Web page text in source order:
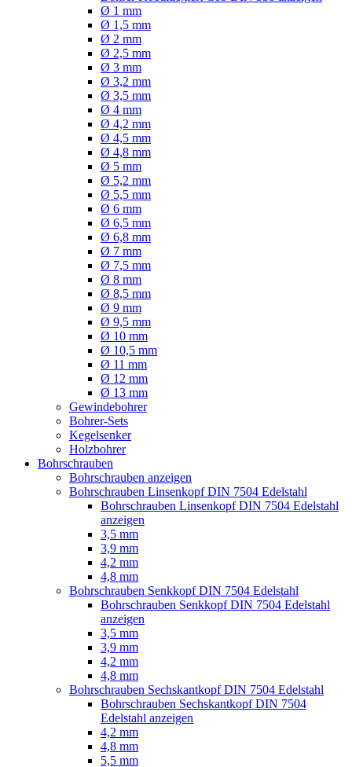
Ø 1 mm
Ø 1,5 mm
Ø 2 mm
Ø 2,5 mm
Ø 3 mm
Ø 3,2 mm
Ø 3,5 mm
Ø 4 mm
Ø 4,2 mm
Ø 4,5 mm
Ø 4,8 mm
Ø 5 mm
Ø 5,2 mm
Ø 5,5 mm
Ø 6 mm
Ø 6,5 mm
Ø 6,8 mm
Ø 7 mm
Ø 7,5 mm
Ø 8 mm
Ø 8,5 mm
Ø 9 mm
Ø 9,5 mm
Ø 10 mm
Ø 10,5 mm
Ø 11 mm
Ø 12 mm
Ø 13 mm
Gewindebohrer
Bohrer-Sets
Kegelsenker
Holzbohrer
Bohrschrauben
Bohrschrauben anzeigen
Bohrschrauben Linsenkopf DIN 7504 Edelstahl
Bohrschrauben Linsenkopf DIN 7504 Edelstahl
anzeigen
3,5 mm
3,9 mm
4,2 mm
4,8 mm
Bohrschrauben Senkkopf DIN 7504 Edelstahl
Bohrschrauben Senkkopf DIN 7504 Edelstahl
anzeigen
3,5 mm
3,9 mm
4,2 mm
4,8 mm
Bohrschrauben Sechskantkopf DIN 7504 Edelstahl
Bohrschrauben Sechskantkopf DIN 7504
Edelstahl anzeigen
4,2 mm
4,8 mm
5,5 mm